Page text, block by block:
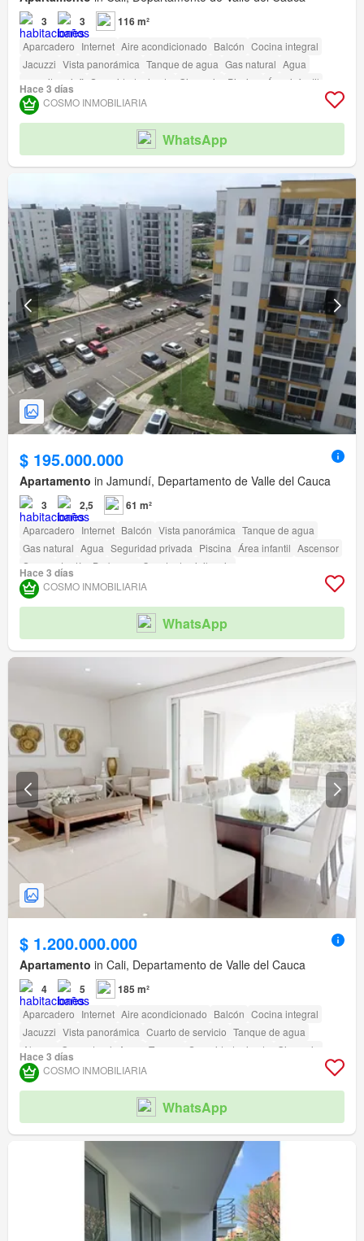
3 3 116 m²
Aparcadero Internet Aire acondicionado Balcón Cocina integral
Jacuzzi Vista panorámica Tanque de agua Gas natural Agua
amenity_wi_fi Seguridad privada Gimnasio Piscina
Área infantil
Ascensor Sauna Vigilante
Acceso para personas con discapacidad
Hace 3 días
COSMO INMOBILIARIA
WhatsApp
$ 195.000.000
Apartamento in Jamundí, Departamento de Valle del Cauca
3 2,5 61 m²
Aparcadero Internet Balcón Vista panorámica Tanque de agua
Gas natural Agua Seguridad privada Piscina Área infantil Ascensor
Sauna
Jardín Barbecue
Caseta de vigilancia
Acceso para personas con discapacidad
Hace 3 días
COSMO INMOBILIARIA
WhatsApp
$ 1.200.000.000
Apartamento in Cali, Departamento de Valle del Cauca
4 5 185 m²
Aparcadero Internet Aire acondicionado Balcón Cocina integral
Jacuzzi Vista panorámica Cuarto de servicio Tanque de agua
Alarma
Gas natural Agua Terraza Seguridad privada
Gimnasio
Piscina Área infantil Ascensor
Barbecue
Caseta de vigilancia
Hace 3 días
COSMO INMOBILIARIA
WhatsApp